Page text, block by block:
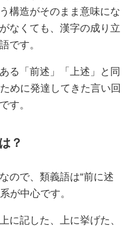
構造がそのまま意味にな
なくても、漢字の成り立
です。
る「前述」「上述」と同
めに発達してきた言い回
す。
？
ので、類義語は“前に述
が中心です。
に記した、上に挙げた、